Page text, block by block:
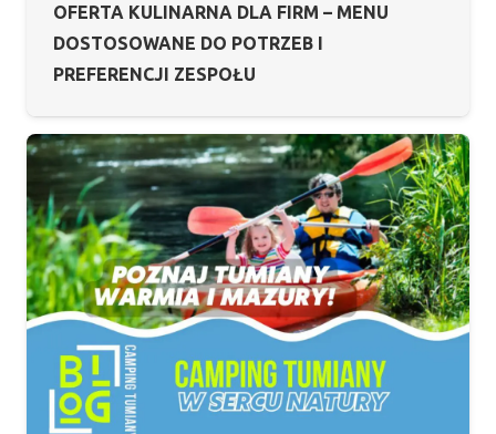
OFERTA KULINARNA DLA FIRM – MENU
DOSTOSOWANE DO POTRZEB I
PREFERENCJI ZESPOŁU